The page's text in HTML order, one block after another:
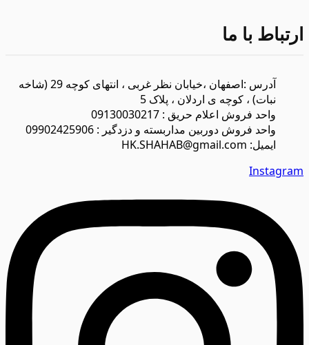
ارتباط با ما
آدرس :اصفهان ،خیابان نظر غربی ، انتهای کوچه 29 (شاخه
نبات) ، کوچه ی اردلان ، پلاک 5
واحد فروش اعلام حریق : 09130030217
واحد فروش دوربین مداربسته و دزدگیر : 09902425906
ایمیل: HK.SHAHAB@gmail.com
Instagram